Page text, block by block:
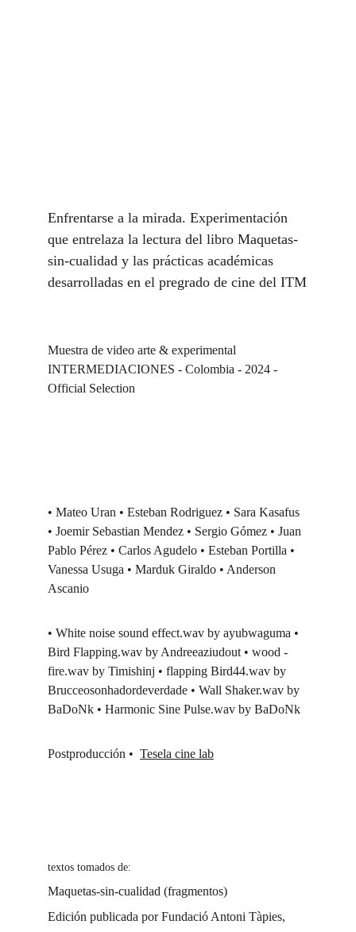
Muestra de video arte & experimental
INTERMEDIACIONES - Colombia - 2024 -
Official Selection
Enfrentarse a la mirada. Experimentación
que entrelaza la lectura del libro Maquetas-
sin-cualidad y las prácticas académicas
desarrolladas en el pregrado de cine del ITM
• Mateo Uran • Esteban Rodriguez • Sara Kasafus
• Joemir Sebastian Mendez • Sergio Gómez • Juan
Pablo Pérez • Carlos Agudelo • Esteban Portilla •
Vanessa Usuga • Marduk Giraldo • Anderson
Ascanio
• White noise sound effect.wav by ayubwaguma •
Bird Flapping.wav by Andreeaziudout • wood -
fire.wav by Timishinj • flapping Bird44.wav by
Brucceosonhadordeverdade • Wall Shaker.wav by
BaDoNk • Harmonic Sine Pulse.wav by BaDoNk
Postproducción • Tesela cine lab
textos tomados de:
Maquetas-sin-cualidad (fragmentos)
Edición publicada por Fundació Antoni Tàpies,